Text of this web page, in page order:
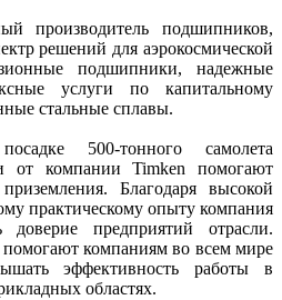
производитель подшипников,
решений для аэрокосмической
подшипники, надежные
услуги по капитальному
стальные сплавы.
500-тонного самолета
от компании Timken помогают
Благодаря высокой
практическому опыту компания
доверие предприятий отрасли.
компаниям во всем мире
эффективность работы в
областях.